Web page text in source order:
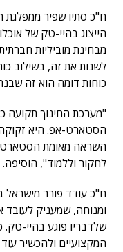
ח"כ סתיו שפיר
הייצוג בהיי-טק של
מבחינת מוביליות
לשנות את זה, בשילוב
כוחות דומה הוא זה
"מערכת החינוך תקועה
הסטארט-אפ. היא זקוקה
השראה מאומת הסטארט-
לחקור וללמוד", הוסיפה.
ח"כ עודד פורר מישראל
ומנוחה, שמעניק
שלדבריו פוגע בהיי-
המקצועיים ולהכשיר